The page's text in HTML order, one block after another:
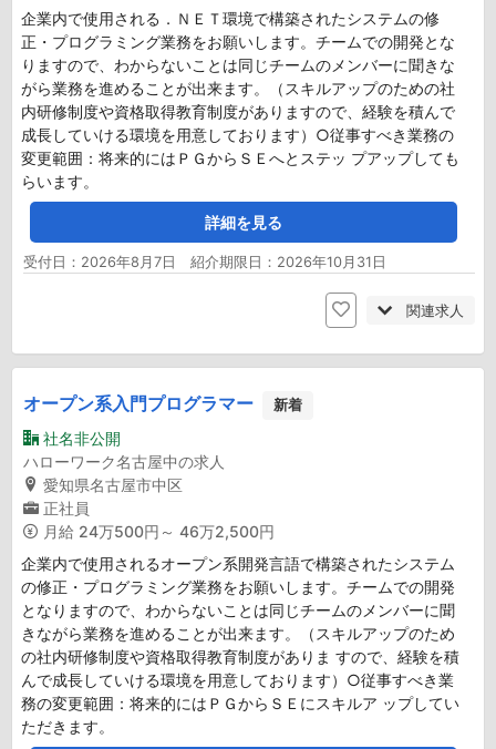
企業内で使用される．ＮＥＴ環境で構築されたシステムの修
正・プログラミング業務をお願いします。チームでの開発とな
りますので、わからないことは同じチームのメンバーに聞きな
がら業務を進めることが出来ます。（スキルアップのための社
内研修制度や資格取得教育制度がありますので、経験を積んで
成長していける環境を用意しております）○従事すべき業務の
変更範囲：将来的にはＰＧからＳＥへとステッ プアップしても
らいます。
詳細を見る
受付日：2026年8月7日 紹介期限日：2026年10月31日
関連求人
オープン系入門プログラマー 新着
社名非公開
ハローワーク名古屋中の求人
愛知県名古屋市中区
正社員
月給 24万500円～ 46万2,500円
企業内で使用されるオープン系開発言語で構築されたシステム
の修正・プログラミング業務をお願いします。チームでの開発
となりますので、わからないことは同じチームのメンバーに聞
きながら業務を進めることが出来ます。（スキルアップのため
の社内研修制度や資格取得教育制度がありま すので、経験を積
んで成長していける環境を用意しております）○従事すべき業
務の変更範囲：将来的にはＰＧからＳＥにスキルア ップしてい
ただきます。